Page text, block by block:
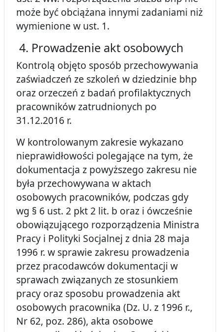
może być obciążana innymi zadaniami niż
wymienione w ust. 1.
4. Prowadzenie akt osobowych
Kontrolą objęto sposób przechowywania
zaświadczeń ze szkoleń w dziedzinie bhp
oraz orzeczeń z badań profilaktycznych
pracowników zatrudnionych po
31.12.2016 r.
W kontrolowanym zakresie wykazano
nieprawidłowości polegające na tym, że
dokumentacja z powyższego zakresu nie
była przechowywana w aktach
osobowych pracowników, podczas gdy
wg § 6 ust. 2 pkt 2 lit. b oraz i ówcześnie
obowiązującego rozporządzenia Ministra
Pracy i Polityki Socjalnej z dnia 28 maja
1996 r. w sprawie zakresu prowadzenia
przez pracodawców dokumentacji w
sprawach związanych ze stosunkiem
pracy oraz sposobu prowadzenia akt
osobowych pracownika (Dz. U. z 1996 r.,
Nr 62, poz. 286), akta osobowe